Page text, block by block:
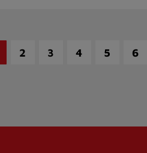
2 3 4 5 6